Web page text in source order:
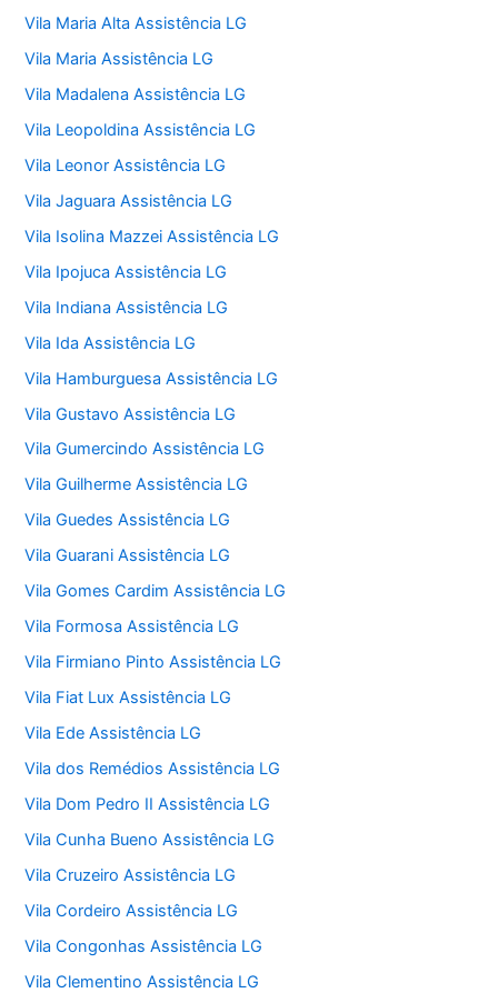
Vila Maria Alta Assistência LG
Vila Maria Assistência LG
Vila Madalena Assistência LG
Vila Leopoldina Assistência LG
Vila Leonor Assistência LG
Vila Jaguara Assistência LG
Vila Isolina Mazzei Assistência LG
Vila Ipojuca Assistência LG
Vila Indiana Assistência LG
Vila Ida Assistência LG
Vila Hamburguesa Assistência LG
Vila Gustavo Assistência LG
Vila Gumercindo Assistência LG
Vila Guilherme Assistência LG
Vila Guedes Assistência LG
Vila Guarani Assistência LG
Vila Gomes Cardim Assistência LG
Vila Formosa Assistência LG
Vila Firmiano Pinto Assistência LG
Vila Fiat Lux Assistência LG
Vila Ede Assistência LG
Vila dos Remédios Assistência LG
Vila Dom Pedro II Assistência LG
Vila Cunha Bueno Assistência LG
Vila Cruzeiro Assistência LG
Vila Cordeiro Assistência LG
Vila Congonhas Assistência LG
Vila Clementino Assistência LG